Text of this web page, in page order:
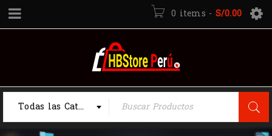
0 items - S/0.00
Todas las Categorias